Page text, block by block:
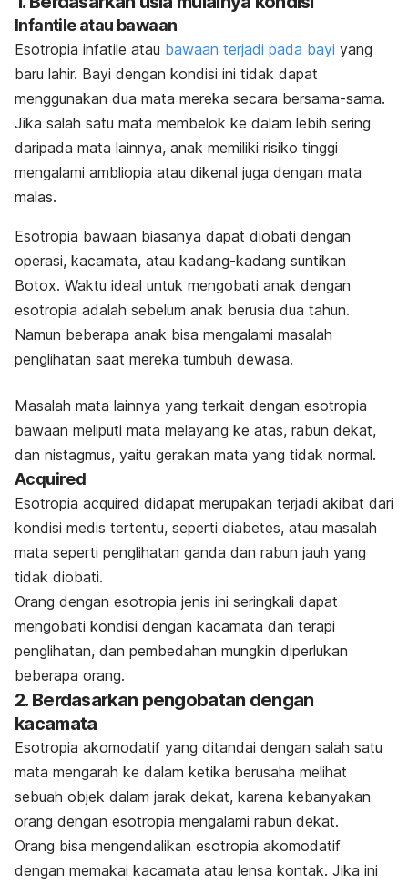
Infantile atau bawaan
Esotropia infatile atau bawaan terjadi pada bayi yang
baru lahir. Bayi dengan kondisi ini tidak dapat
menggunakan dua mata mereka secara bersama-sama.
Jika salah satu mata membelok ke dalam lebih sering
daripada mata lainnya, anak memiliki risiko tinggi
mengalami ambliopia atau dikenal juga dengan mata
malas.
Esotropia bawaan biasanya dapat diobati dengan
operasi, kacamata, atau kadang-kadang suntikan
Botox. Waktu ideal untuk mengobati anak dengan
esotropia adalah sebelum anak berusia dua tahun.
Namun beberapa anak bisa mengalami masalah
penglihatan saat mereka tumbuh dewasa.
Masalah mata lainnya yang terkait dengan esotropia
bawaan meliputi mata melayang ke atas, rabun dekat,
dan nistagmus, yaitu gerakan mata yang tidak normal.
Acquired
Esotropia acquired didapat merupakan terjadi akibat dari
kondisi medis tertentu, seperti diabetes, atau masalah
mata seperti penglihatan ganda dan rabun jauh yang
tidak diobati.
Orang dengan esotropia jenis ini seringkali dapat
mengobati kondisi dengan kacamata dan terapi
penglihatan, dan pembedahan mungkin diperlukan
beberapa orang.
2. Berdasarkan pengobatan dengan
kacamata
Esotropia akomodatif yang ditandai dengan salah satu
mata mengarah ke dalam ketika berusaha melihat
sebuah objek dalam jarak dekat, karena kebanyakan
orang dengan esotropia mengalami rabun dekat.
Orang bisa mengendalikan esotropia akomodatif
dengan memakai kacamata atau lensa kontak. Jika ini